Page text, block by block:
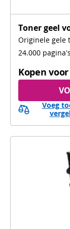
Toner geel
Originele gele
24.000
Kopen voor
Voeg